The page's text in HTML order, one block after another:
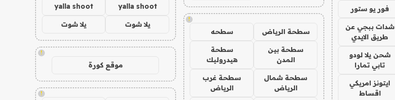
فور يو ستور
شدات ببجي عن
طريق الايدي
شحن يلا لودو
تابي تمارا
ايتونز امريكي
اقساط
!
سطحة الرياض سطحه
سطحة بين
المدن
سطحة
هيدروليك
سطحة شمال
الرياض
سطحة غرب
الرياض
yalla shoot
yalla shoot
يلا شوت يلا شوت
!
موقع كورة
!